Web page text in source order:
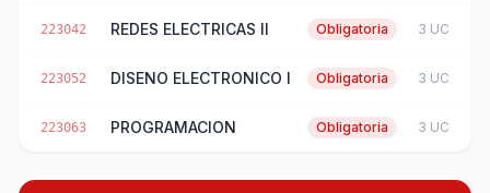
223042 REDES ELECTRICAS II Obligatoria 3 UC
223052 DISENO ELECTRONICO I Obligatoria 3 UC
223063 PROGRAMACION Obligatoria 3 UC